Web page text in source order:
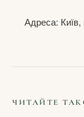
Адреса:
ЧИТАЙТЕ